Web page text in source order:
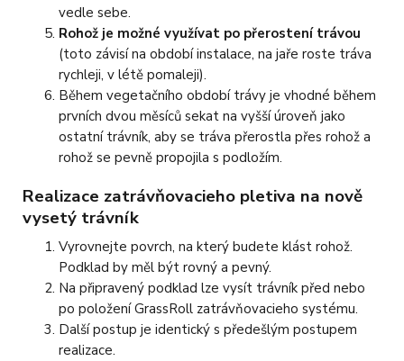
vedle sebe.
Rohož je možné využívat po přerostení trávou
(toto závisí na období instalace, na jaře roste tráva
rychleji, v létě pomaleji).
Během vegetačního období trávy je vhodné během
prvních dvou měsíců sekat na vyšší úroveň jako
ostatní trávník, aby se tráva přerostla přes rohož a
rohož se pevně propojila s podložím.
Realizace zatrávňovacieho pletiva na nově
vysetý trávník
Vyrovnejte povrch, na který budete klást rohož.
Podklad by měl být rovný a pevný.
Na připravený podklad lze vysít trávník před nebo
po položení GrassRoll zatrávňovacieho systému.
Další postup je identický s předešlým postupem
realizace.